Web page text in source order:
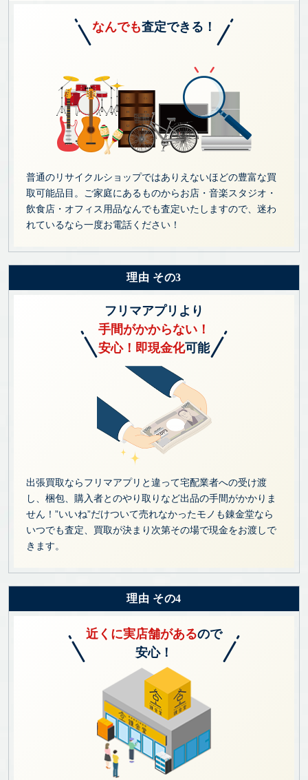
なんでも査定できる！
普通のリサイクルショップではありえないほどの豊富な買
取可能品目。ご家庭にあるものからお店・音楽スタジオ・
飲食店・オフィス用品なんでも査定いたしますので、迷わ
れているなら一度お電話ください！
理由 その3
フリマアプリより
手間がかからない！
安心！即現金化可能
出張買取ならフリマアプリと違って宅配業者への受け渡
し、梱包、購入者とのやり取りなど出品の手間がかかりま
せん！”いいね”だけついて売れなかったモノも錬金堂なら
いつでも査定、買取が決まり次第その場で現金をお渡しで
きます。
理由 その4
近くに実店舗があるので
安心！